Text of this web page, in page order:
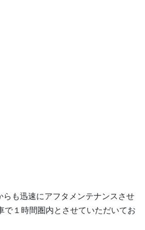
も迅速にアフタメンテナンスさせ
で１時間圏内とさせていただいてお